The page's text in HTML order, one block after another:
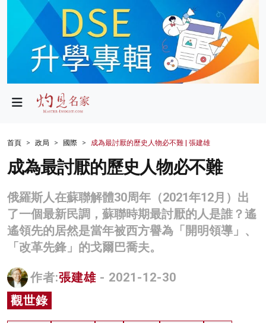
政局
財經
生活
商業
科技
名家榜
灼見活動
首頁 政局 國際 成為最討厭的歷史人物必不難 | 張建雄
成為最討厭的歷史人物必不難
俄羅斯人在蘇聯解體30周年（2021年12月）出
了一個最新民調，蘇聯時期最討厭的人是誰？遙
遙領先的居然是當年被西方譽為「開明領導」、
「改革先鋒」的戈爾巴喬夫。
作者:張建雄 - 2021-12-30
觀世錄